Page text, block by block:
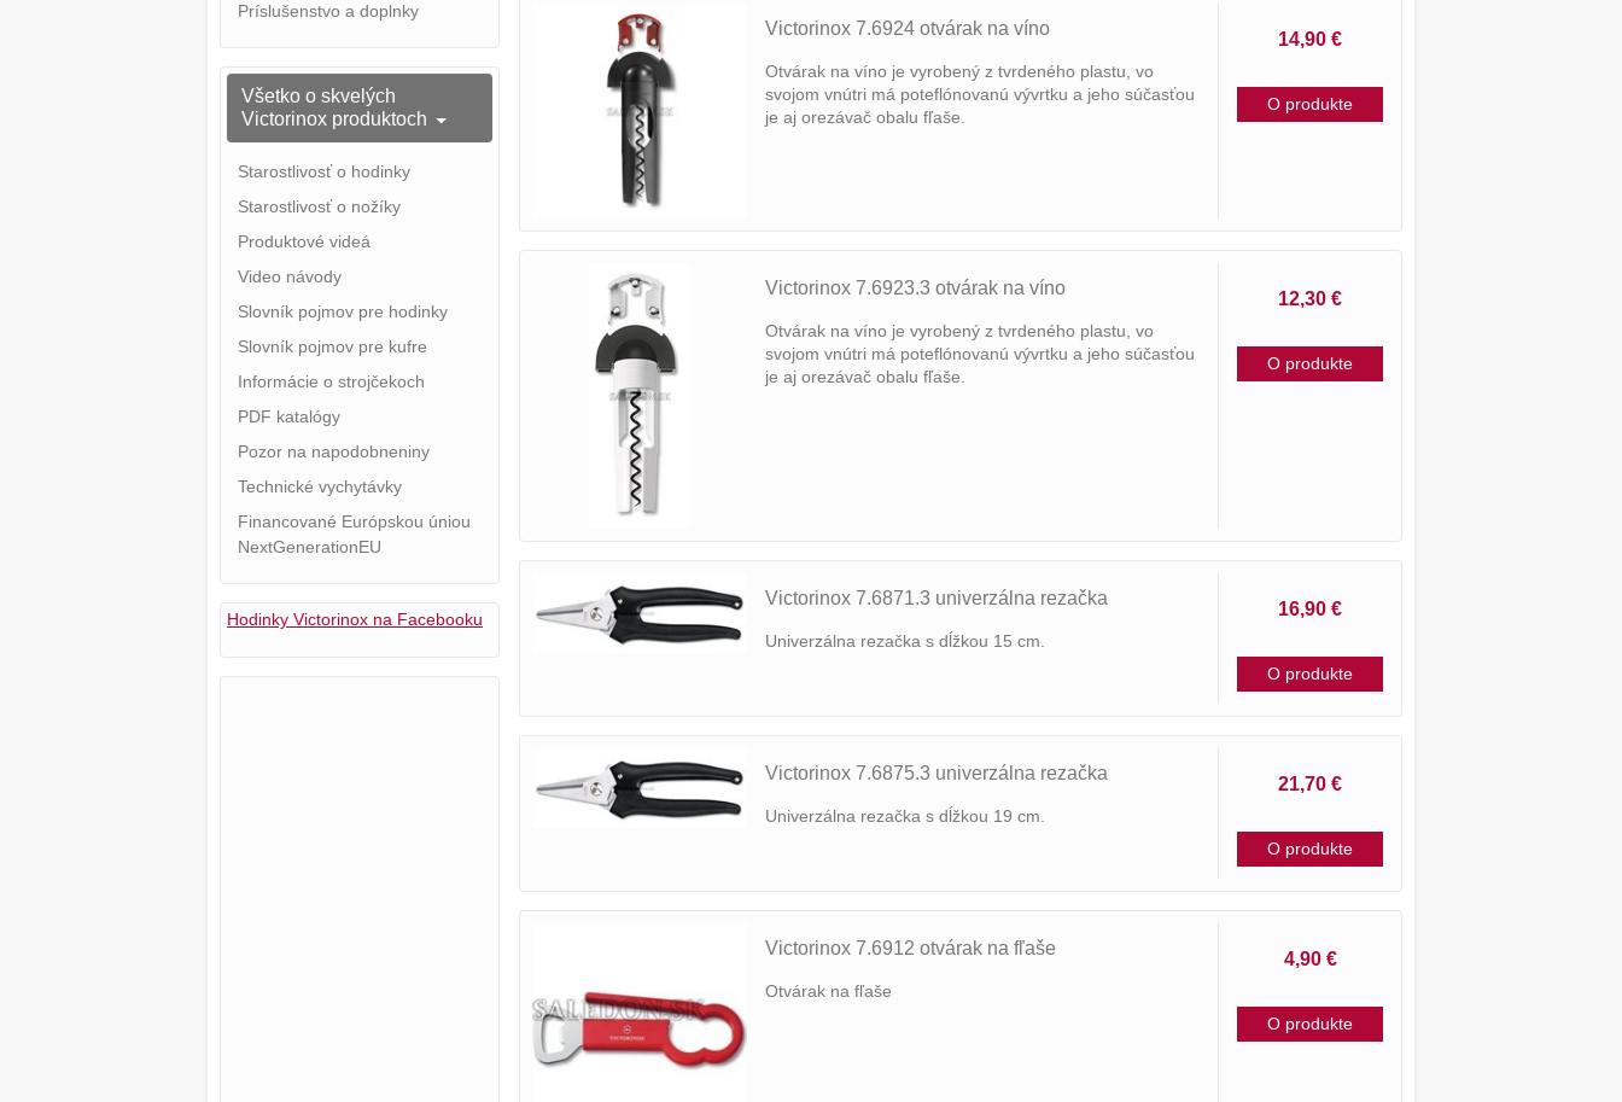
Victorinox 7.6924 otvárak na víno
Otvárak na víno je vyrobený z tvrdeného plastu, vo
svojom vnútri má poteflónovanú vývrtku a jeho súčasťou
je aj orezávač obalu fľaše.
14,90 €
O produkte
Victorinox 7.6923.3 otvárak na víno
Otvárak na víno je vyrobený z tvrdeného plastu, vo
svojom vnútri má poteflónovanú vývrtku a jeho súčasťou
je aj orezávač obalu fľaše.
12,30 €
O produkte
Victorinox 7.6871.3 univerzálna rezačka
Univerzálna rezačka s dĺžkou 15 cm.
16,90 €
O produkte
Victorinox 7.6875.3 univerzálna rezačka
Univerzálna rezačka s dĺžkou 19 cm.
21,70 €
O produkte
Victorinox 7.6912 otvárak na fľaše
Otvárak na fľaše
4,90 €
O produkte
Príslušenstvo a doplnky
Všetko o skvelých
Victorinox produktoch
Starostlivosť o hodinky
Starostlivosť o nožíky
Produktové videá
Video návody
Slovník pojmov pre hodinky
Slovník pojmov pre kufre
Informácie o strojčekoch
PDF katalógy
Pozor na napodobneniny
Technické vychytávky
Financované Európskou úniou
NextGenerationEU
Hodinky Victorinox na Facebooku